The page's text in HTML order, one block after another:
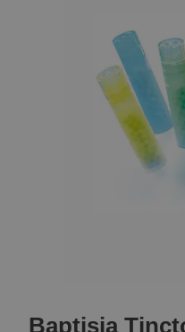
the
Baptisia